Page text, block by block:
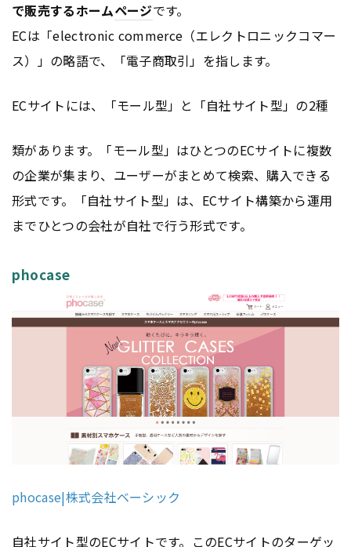
で販売するホームページです。
ECは「electronic commerce（エレクトロニックコマー
ス）」の略語で、「電子商取引」を指します。
ECサイトには、「モール型」と「自社サイト型」の2種
類があります。「モール型」はひとつのECサイトに複数
の企業が集まり、ユーザーがまとめて検索、購入できる
形式です。「自社サイト型」は、ECサイト構築から運用
までひとつの会社が自社で行う形式です。
phocase
phocase|株式会社ベーシック
自社サイト型のECサイトです。このECサイトのターゲッ